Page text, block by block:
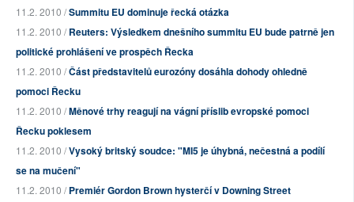
11.2. 2010 /Summitu EU dominuje řecká otázka
11.2. 2010 /Reuters: Výsledkem dnešního summitu EU bude patrně jen
politické prohlášení ve prospěch Řecka
11.2. 2010 /Část představitelů eurozóny dosáhla dohody ohledně
pomoci Řecku
11.2. 2010 /Měnové trhy reagují na vágní příslib evropské pomoci
Řecku poklesem
11.2. 2010 /Vysoký britský soudce: "MI5 je úhybná, nečestná a podílí
se na mučení"
11.2. 2010 /Premiér Gordon Brown hysterčí v Downing Street